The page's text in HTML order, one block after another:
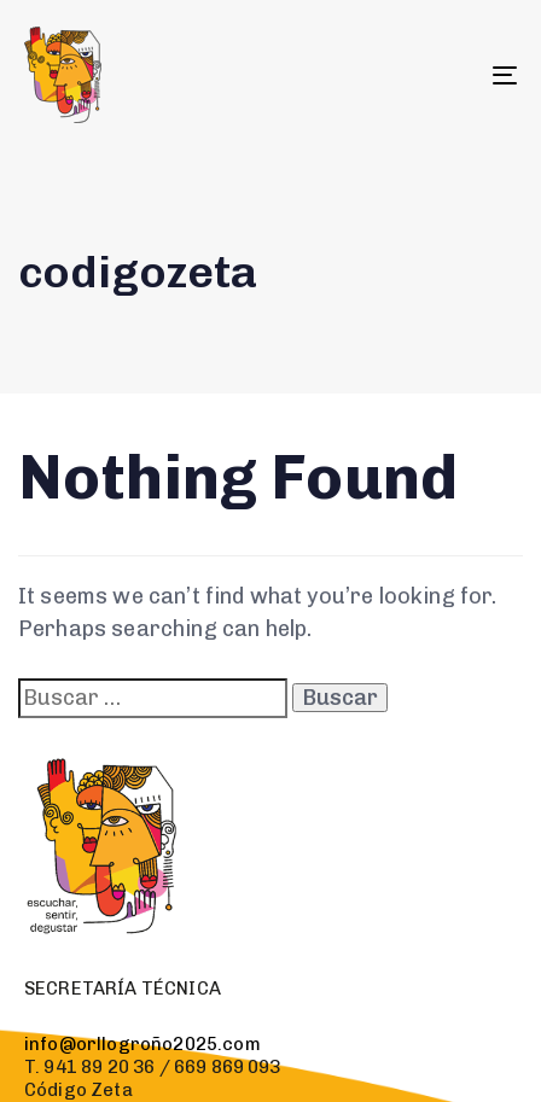
codigozeta
Nothing Found
It seems we can’t find what you’re looking for.
Perhaps searching can help.
SECRETARÍA TÉCNICA
info@orllogroño2025.com
T. 941 89 20 36 / 669 869 093
Código Zeta